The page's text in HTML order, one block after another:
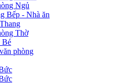
Ngủ
Bếp - Nhà ăn
Thờ
Bé
phòng